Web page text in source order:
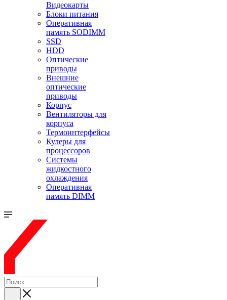
Видеокарты
Блоки питания
Оперативная
память SODIMM
SSD
HDD
Оптические
приводы
Внешние
оптические
приводы
Корпус
Вентиляторы для
корпуса
Термоинтерфейсы
Кулеры для
процессоров
Системы
жидкостного
охлаждения
Оперативная
память DIMM